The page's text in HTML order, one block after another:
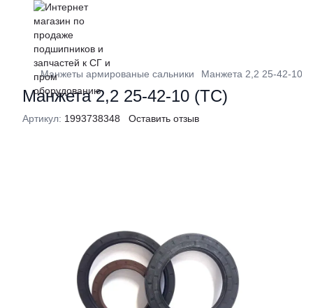
Манжеты армированые сальники Манжета 2,2 25-42-10
Манжета 2,2 25-42-10 (ТС)
Артикул: 1993738348 Оставить отзыв